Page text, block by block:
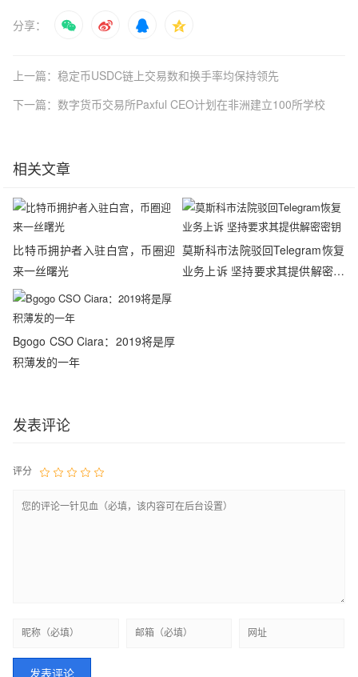
分享：
上一篇：稳定币USDC链上交易数和换手率均保持领先
下一篇：数字货币交易所Paxful CEO计划在非洲建立100所学校
相关文章
比特币拥护者入驻白宫，币圈迎
来一丝曙光
莫斯科市法院驳回Telegram恢复
业务上诉 坚持要求其提供解密密
Bgogo CSO Ciara：2019将是厚
积薄发的一年
发表评论
评分